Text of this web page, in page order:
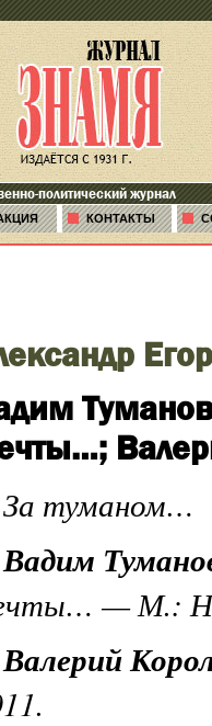
политический журнал
КОНТАКТЫ
За туманом…
Вадим
— М.:
Валерий